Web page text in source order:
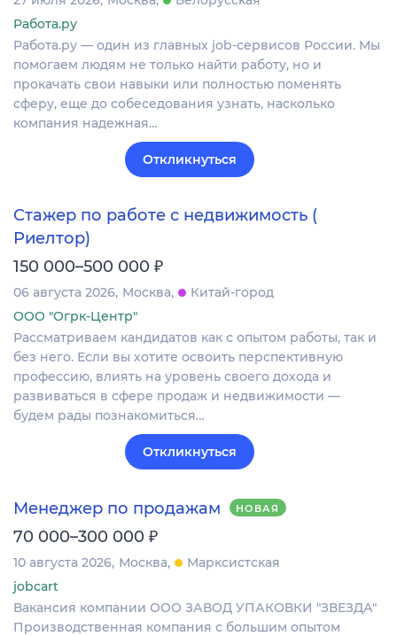
Работа.ру
Работа.ру — один из главных job-сервисов России. Мы
помогаем людям не только найти работу, но и
прокачать свои навыки или полностью поменять
сферу, еще до собеседования узнать, насколько
компания надежная…
Откликнуться
Стажер по работе с недвижимость (
Риелтор)
150 000–500 000 ₽
06 августа 2026 Москва
Китай-город
ООО "Огрк-Центр"
Рассматриваем кандидатов как с опытом работы, так и
без него. Если вы хотите освоить перспективную
профессию, влиять на уровень своего дохода и
развиваться в сфере продаж и недвижимости —
будем рады познакомиться…
Откликнуться
Менеджер по продажам НОВАЯ
70 000–300 000 ₽
10 августа 2026 Москва
Марксистская
jobcart
Вакансия компании ООО ЗАВОД УПАКОВКИ "ЗВЕЗДА"
Производственная компания с большим опытом